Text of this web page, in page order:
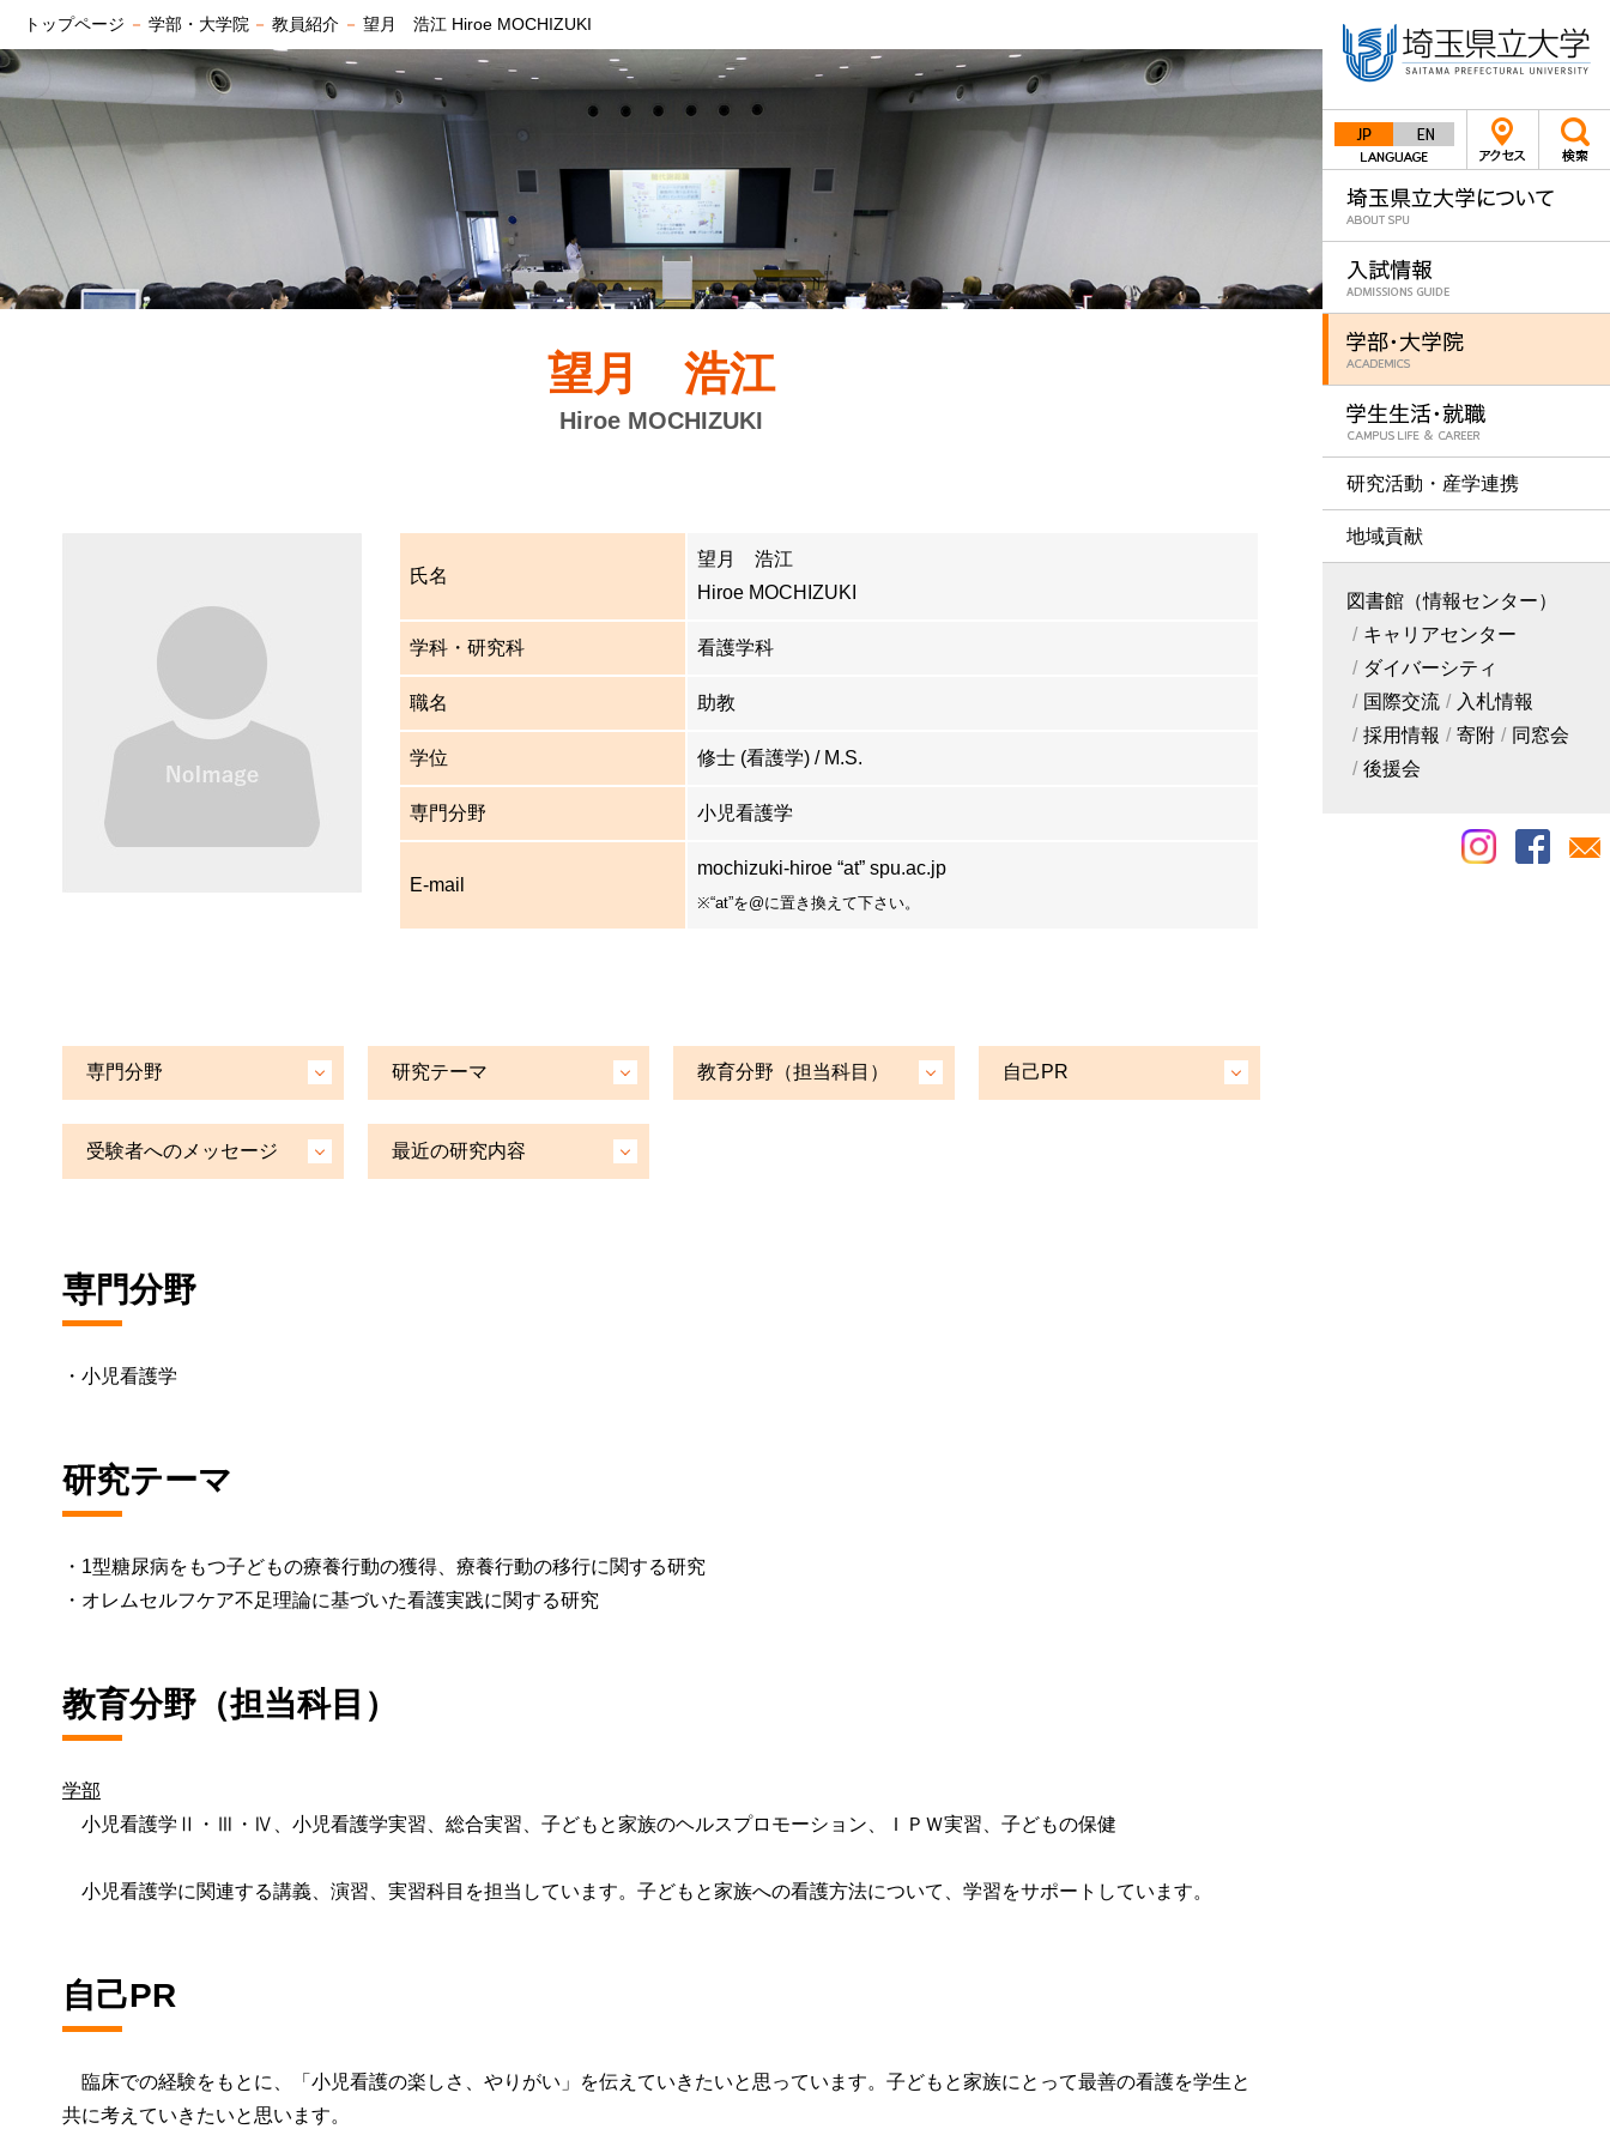
JapaneseEnglish
研究活動・産学連携
地域貢献
図書館（情報センター）
キャリアセンター
ダイバーシティ
国際交流
入札情報
採用情報
寄附
同窓会
後援会
トップページ － 学部・大学院 － 教員紹介 － 望月 浩江 Hiroe MOCHIZUKI
望月 浩江
Hiroe MOCHIZUKI
氏名
望月 浩江
Hiroe MOCHIZUKI
学科・研究科 看護学科
職名 助教
学位 修士 (看護学) / M.S.
専門分野 小児看護学
E-mail
mochizuki-hiroe “at” spu.ac.jp
※“at”を@に置き換えて下さい。
専門分野 研究テーマ 教育分野（担当科目） 自己PR
受験者へのメッセージ 最近の研究内容
専門分野
・小児看護学
研究テーマ
・1型糖尿病をもつ子どもの療養行動の獲得、療養行動の移行に関する研究
・オレムセルフケア不足理論に基づいた看護実践に関する研究
教育分野（担当科目）
学部
小児看護学Ⅱ・Ⅲ・Ⅳ、小児看護学実習、総合実習、子どもと家族のヘルスプロモーション、ＩＰＷ実習、子どもの保健
小児看護学に関連する講義、演習、実習科目を担当しています。子どもと家族への看護方法について、学習をサポートしています。
自己PR
臨床での経験をもとに、「小児看護の楽しさ、やりがい」を伝えていきたいと思っています。子どもと家族にとって最善の看護を学生と
共に考えていきたいと思います。